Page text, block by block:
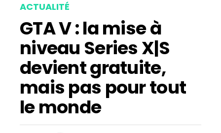
ACTUALITÉ
GTA V : la mise à
niveau Series X|S
devient gratuite,
mais pas pour tout
le monde